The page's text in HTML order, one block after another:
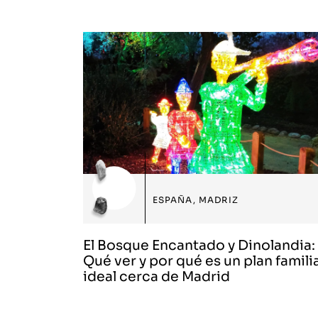
ESPAÑA , MADRIZ
El Bosque Encantado y Dinolandia:
Qué ver y por qué es un plan
ideal cerca de Madrid